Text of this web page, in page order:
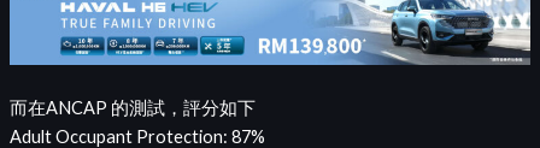
而在ANCAP 的測試，評分如下
Adult Occupant Protection: 87%